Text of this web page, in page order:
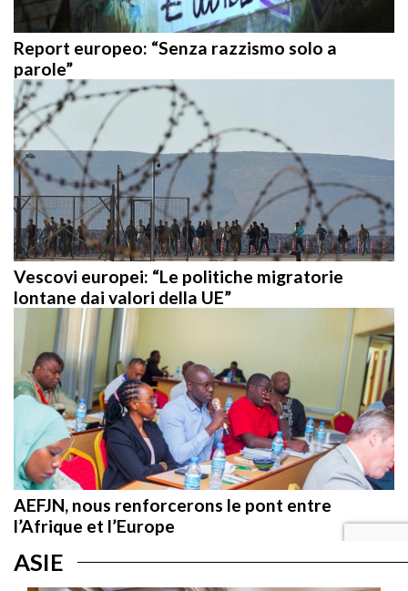
Report europeo: “Senza razzismo solo a
parole”
Vescovi europei: “Le politiche migratorie
lontane dai valori della UE”
AEFJN, nous renforcerons le pont entre
l’Afrique et l’Europe